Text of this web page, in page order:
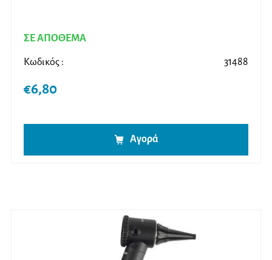
ΣΕ ΑΠΟΘΕΜΑ
Κωδικός : 31488
€6,80
Αγορά